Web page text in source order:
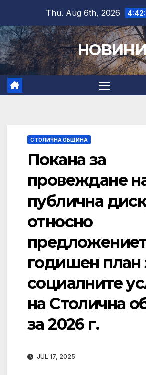
content
Thu. Aug 6th, 2026
НОВИНИ
СТОЛИЧНА ОБЩИНА
Покана за
провеждане
публична
относно
годишен план
социалните
на Столична
за 2026 г.
JUL 17, 2025